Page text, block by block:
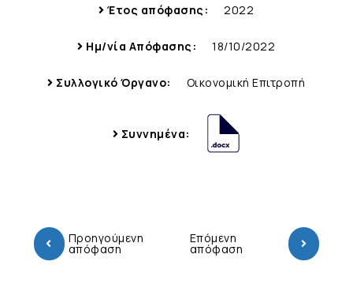
Έτος απόφασης: 2022
Ημ/νία Απόφασης: 18/10/2022
Συλλογικό Όργανο: Οικονομική Επιτροπή
Συννημένα:
Προηγούμενη
απόφαση
Επόμενη
απόφαση